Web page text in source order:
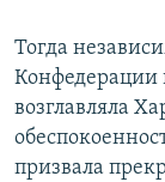
Тогда
Конфедерации
возглавляла
призвала